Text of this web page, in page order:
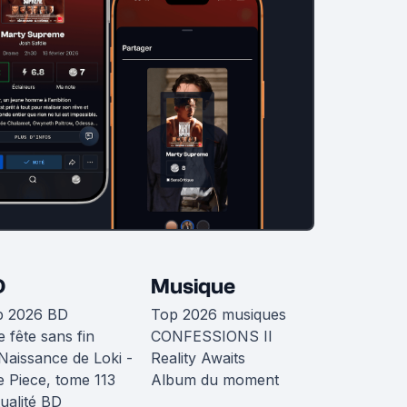
2026 BD
fête sans fin
de Loki -
Piece, tome 113
BD
Musique
Top 2026 musiques
CONFESSIONS II
Reality Awaits
Album du moment